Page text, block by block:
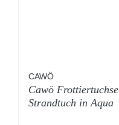
CAWÖ
Cawö
Strandtuch in Aqua